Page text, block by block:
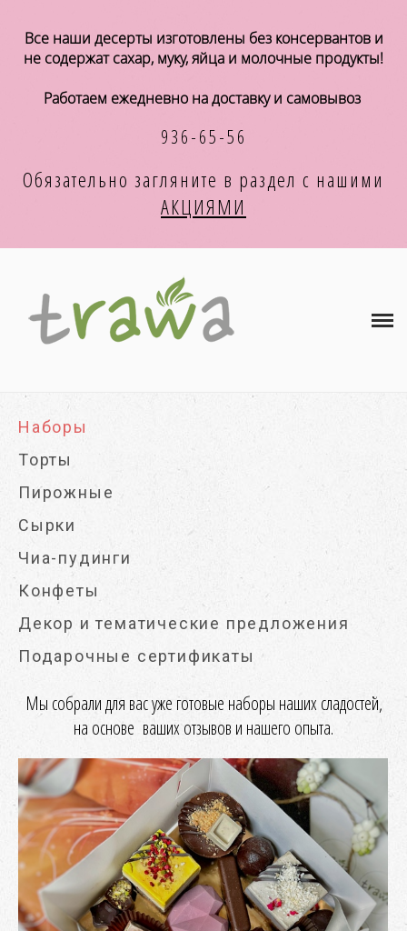
Все наши десерты изготовлены без консервантов и
не содержат сахар, муку, яйца и молочные продукты!
Работаем ежедневно на доставку и самовывоз
936-65-56
Обязательно загляните в раздел с нашими
АКЦИЯМИ
Магазин
Хранение и употребление
Оплата и доставка
Кафе и магазинам
Контакты
Наборы
Торты
Пирожные
Сырки
Чиа-пудинги
Конфеты
Декор и тематические предложения
Подарочные сертификаты
Мы собрали для вас уже готовые наборы наших сладостей,
на основе ваших отзывов и нашего опыта.